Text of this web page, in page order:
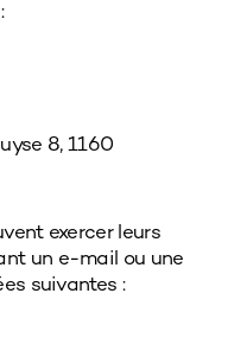
8, 1160
exercer leurs
un e-mail ou une
suivantes :